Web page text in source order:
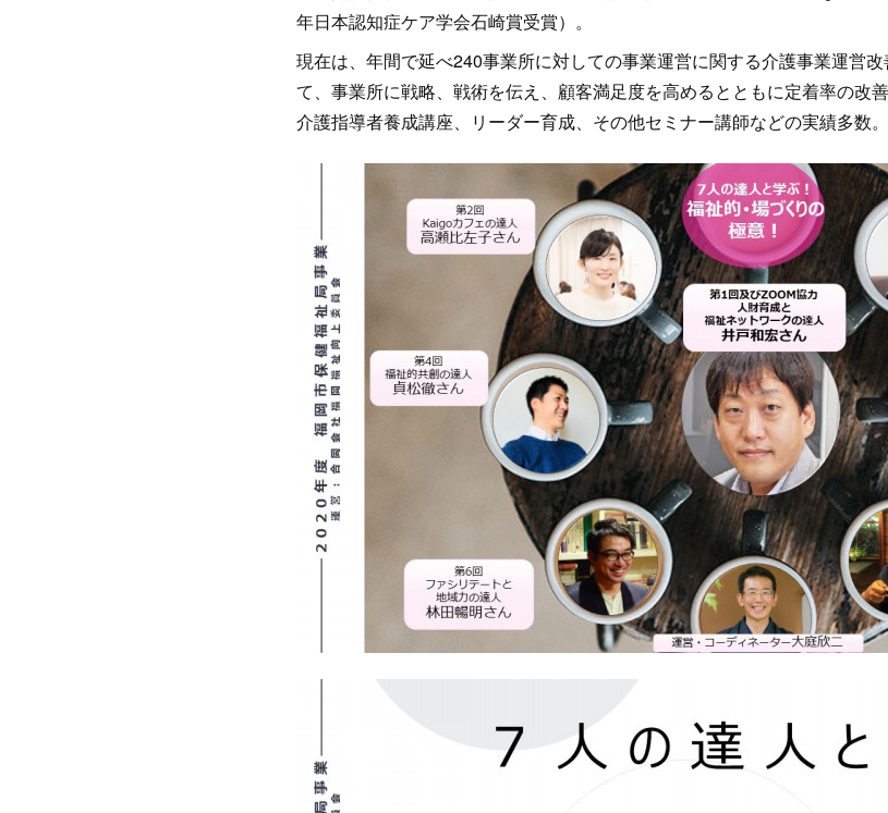
年日本認知症ケア学会石崎賞受賞）。
現在は、年間で延べ240事業所に対しての事業運営に関する介護事業運営
て、事業所に戦略、戦術を伝え、顧客満足度を高めるとともに定着率の改
介護指導者養成講座、リーダー育成、その他セミナー講師などの実績多数。